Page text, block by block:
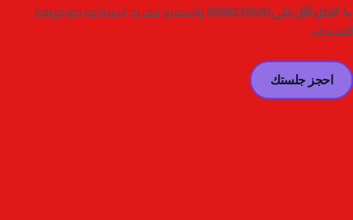
📞اتصل الآن على 0568232620
واستمتع بتجربة استثنائية مع فريقنا
المحترف.
احجز جلستك